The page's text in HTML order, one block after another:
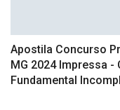
Apostila Concurso
MG 2024 Impressa -
Fundamental